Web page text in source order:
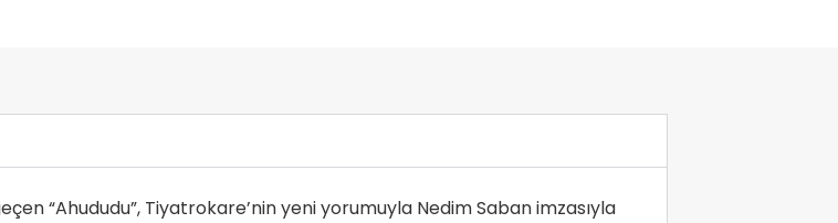
“Ahududu”, Tiyatrokare’nin yeni yorumuyla Nedim Saban imzasıyla